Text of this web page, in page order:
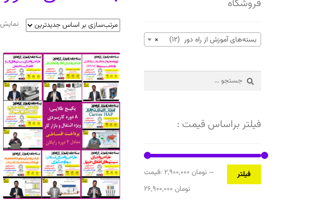
نمایش
فروشگاه
× بسته‌های آموزش از راه دور (12)
جستجو
برای:
فیلتر براساس قیمت :
حداقل
حداکثر
فیلتر قیمت: 2,900,000 تومان—
26,900,000 تومان